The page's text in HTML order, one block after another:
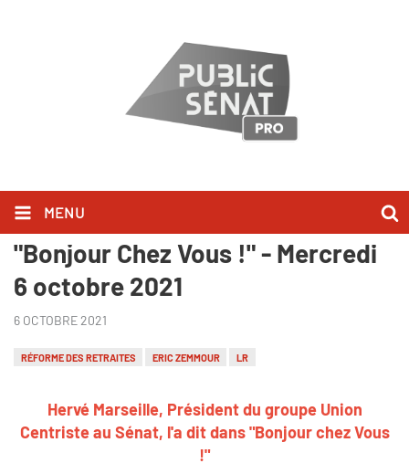
MENU
Hervé Marseille l'a dit dans
"Bonjour Chez Vous !" - Mercredi
6 octobre 2021
6 OCTOBRE 2021
RÉFORME DES RETRAITES ERIC ZEMMOUR LR
Hervé Marseille, Président du groupe Union
Centriste au Sénat, l'a dit dans "Bonjour chez Vous
!"